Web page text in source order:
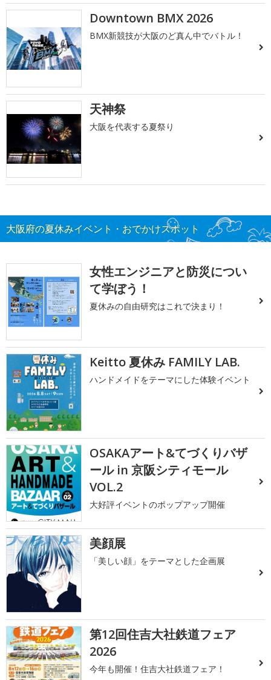
Downtown BMX 2026
BMX新競技が大阪のど真ん中でバトル！
天神祭
大阪を代表する夏祭り
大阪府の夏休みイベント・おでかけスポット
女性エンジニアと防災につい
て学ぼう！
夏休みの自由研究はこれで決まり！
Keitto 夏休み FAMILY LAB.
ハンドメイドをテーマにした体験イベント
OSAKAアート&てづくりバザ
ール in 京阪シティモール
VOL.2
大好評イベントのポップアップ開催
美顔展
「美しい顔」をテーマとした企画展
第12回住吉大社鉄道フェア
2026
今年も開催！住吉大社鉄道フェア！